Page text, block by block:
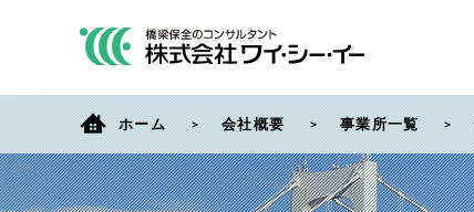
ホーム 会社概要 事業所一覧